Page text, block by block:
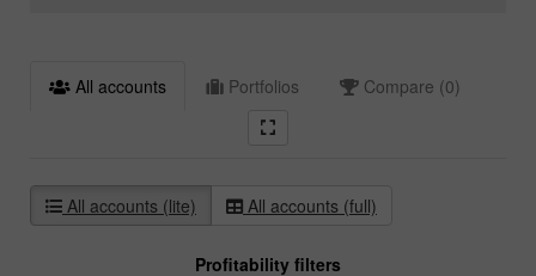
All accounts Portfolios Compare (0)
All accounts (lite) All accounts (full)
Profitability filters